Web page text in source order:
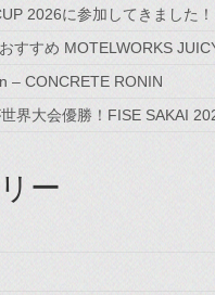
2026に参加してきました！
すすめ MOTELWORKS
– CONCRETE RONIN
界大会優勝！FISE SAKAI
ー